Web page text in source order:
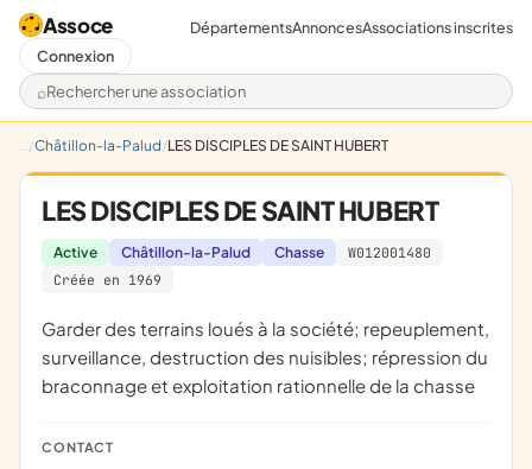
Assoce
Rechercher une association
DépartementsAnnoncesAssociations inscrites
Connexion
Châtillon-la-Palud LES DISCIPLES DE SAINT HUBERT
LES DISCIPLES DE SAINT HUBERT
Active Châtillon-la-Palud Chasse
W012001480
Créée en 1969
garder des terrains loués à la société; repeuplement,
surveillance, destruction des nuisibles; répression du
braconnage et exploitation rationnelle de la chasse
CONTACT